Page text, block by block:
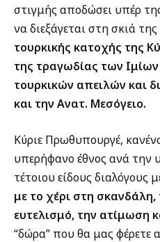
στιγμής αποδώσει υπέρ
να διεξάγεται στη σκιά
τουρκικής κατοχής της
της τραγωδίας των
τουρκικών απειλών και
και την Ανατ. Μεσόγειο.
Κύριε Πρωθυπουργέ,
υπερήφανο έθνος ανά την
τέτοιου είδους διαλόγους
με το χέρι στη
ευτελισμό, την ατίμωση
“δώρα” που θα μας φέρετε